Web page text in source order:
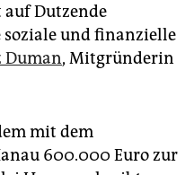
auf Dutzende
und finanzielle
Duman, Mitgründerin
mit dem
600.000 Euro zur